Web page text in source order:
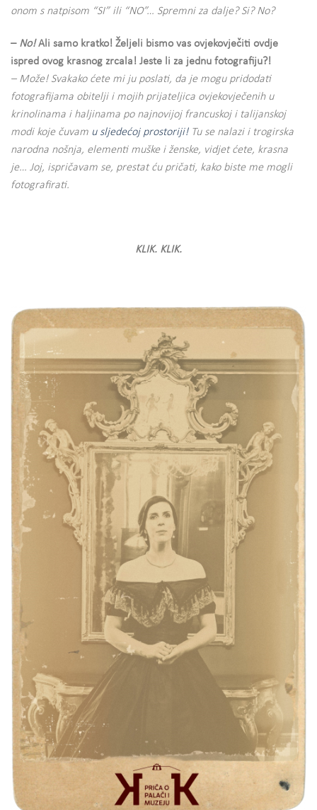
onom s natpisom “SI” ili “NO”… Spremni za dalje? Si? No?
– No!Ali samo kratko! Željeli bismo vas ovjekovječiti ovdje
ispred ovog krasnog zrcala! Jeste li za jednu fotografiju?!
– Može! Svakako ćete mi ju poslati, da je mogu pridodati
fotografijama obitelji i mojih prijateljica ovjekovječenih u
krinolinama i haljinama po najnovijoj francuskoj i talijanskoj
modi koje čuvam u sljedećoj prostoriji!Tu se nalazi i trogirska
narodna nošnja, elementi muške i ženske, vidjet ćete, krasna
je… Joj, ispričavam se, prestat ću pričati, kako biste me mogli
fotografirati.
KLIK. KLIK.